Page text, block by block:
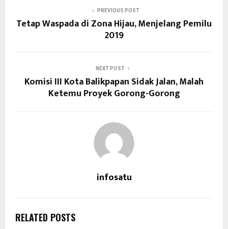
PREVIOUS POST
Tetap Waspada di Zona Hijau, Menjelang Pemilu
2019
NEXT POST
Komisi III Kota Balikpapan Sidak Jalan, Malah
Ketemu Proyek Gorong-Gorong
infosatu
RELATED POSTS